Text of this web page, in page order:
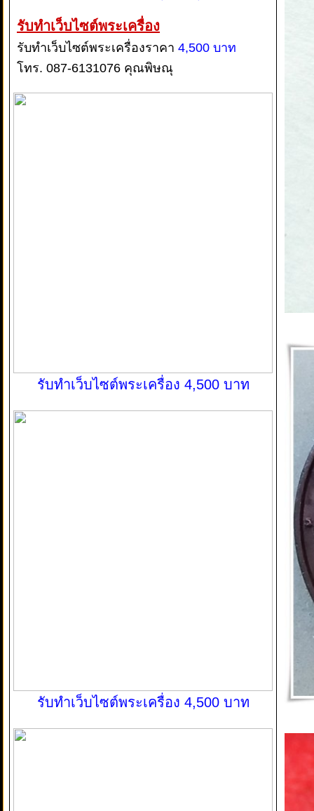
รับทำเว็บไซต์พระเครื่อง
รับทำเว็บไซต์พระเครื่องราคา 4,500 บาท
โทร. 087-6131076 คุณพิษณุ
รับทำเว็บไซต์พระเครื่อง 4,500 บาท
รับทำเว็บไซต์พระเครื่อง 4,500 บาท